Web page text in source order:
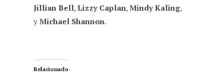
Jillian Bell,Lizzy Caplan,Mindy Kaling,
yMichael Shannon.
Relacionado